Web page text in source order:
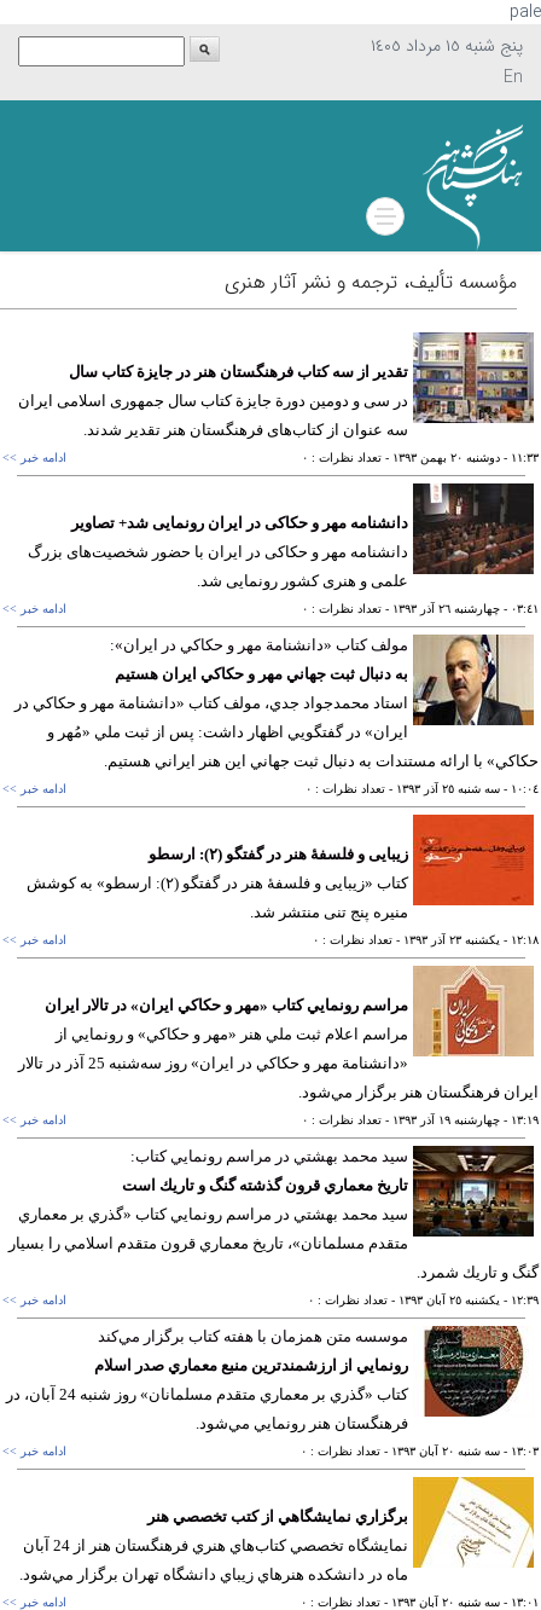
پنج شنبه ١٥ مرداد ١٤٠٥
مؤسسه تألیف، ترجمه و نشر آثار هنری
تقدير از سه كتاب فرهنگستان هنر در جایزة کتاب سال
در سی و دومین دورة جایزة کتاب سال جمهوری اسلامی ایران
سه عنوان از کتاب‌های فرهنگستان هنر تقدیر شدند.
- دوشنبه ٢٠ بهمن ١٣٩٣ - تعداد نظرات : ٠ ادامه خبر >>
دانشنامه مهر و حکاکی در ایران رونمایی شد+ تصاوير
دانشنامه مهر و حکاکی در ایران با حضور شخصیت‌های بزرگ
علمی و هنری کشور رونمایی شد.
- چهارشنبه ٢٦ آذر ١٣٩٣ - تعداد نظرات : ٠ ادامه خبر >>
مولف كتاب «دانشنامة مهر و حكاكي در ايران»:
به دنبال ثبت جهاني مهر و حكاكي ايران هستيم
استاد محمدجواد جدي، مولف كتاب «دانشنامة مهر و حكاكي در
ايران» در گفتگويي اظهار داشت: پس از ثبت ملي «مُهر و
با ارائه مستندات به دنبال ثبت جهاني اين هنر ايراني هستيم.
- سه شنبه ٢٥ آذر ١٣٩٣ - تعداد نظرات : ٠ ادامه خبر >>
زیبایی و فلسفۀ هنر در گفتگو (۲): ارسطو
کتاب «زیبایی و فلسفۀ هنر در گفتگو (۲): ارسطو» به کوشش
منیره پنج تنی منتشر شد.
- يکشنبه ٢٣ آذر ١٣٩٣ - تعداد نظرات : ٠ ادامه خبر >>
مراسم رونمايي كتاب «مهر و حكاكي ايران» در تالار ايران
مراسم اعلام ثبت ملي هنر «مهر و حكاكي» و رونمايي از
«دانشنامة مهر و حكاكي در ايران» روز سه‌شنبه 25 آذر در تالار
فرهنگستان هنر برگزار مي‌شود.
- چهارشنبه ١٩ آذر ١٣٩٣ - تعداد نظرات : ٠ ادامه خبر >>
سيد محمد بهشتي در مراسم رونمايي كتاب:
تاريخ معماري قرون گذشته گنگ و تاريك است
سيد محمد بهشتي در مراسم رونمايي كتاب «گذري بر معماري
متقدم مسلمانان»، تاريخ معماري قرون متقدم اسلامي را بسيار
و تاريك شمرد.
- يکشنبه ٢٥ آبان ١٣٩٣ - تعداد نظرات : ٠ ادامه خبر >>
موسسه متن همزمان با هفته كتاب برگزار مي‌كند
رونمايي از ارزشمند‌ترين منبع معماري صدر اسلام
کتاب «گذري بر معماري متقدم مسلمانان» روز شنبه 24 آبان، در
فرهنگستان هنر رونمايي مي‌شود.
- سه شنبه ٢٠ آبان ١٣٩٣ - تعداد نظرات : ٠ ادامه خبر >>
برگزاري نمايشگاهي از كتب تخصصي هنر
نمايشگاه تخصصي كتاب‌هاي هنري فرهنگستان هنر از 24 آبان
ماه در دانشكده هنرهاي زيباي دانشگاه تهران برگزار مي‌شود.
- سه شنبه ٢٠ آبان ١٣٩٣ - تعداد نظرات : ٠ ادامه خبر >>